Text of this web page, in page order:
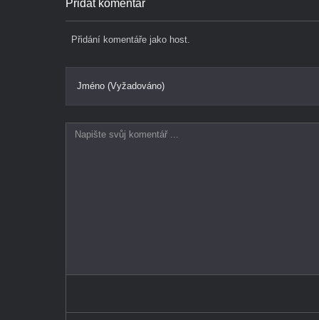
Přidat komentář
Přidání komentáře jako host.
Jméno (Vyžadováno)